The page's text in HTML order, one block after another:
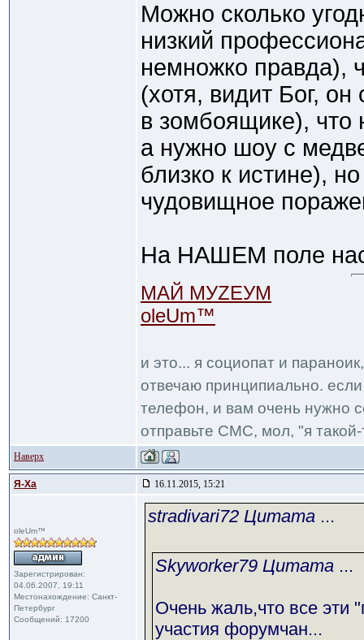
Можно сколько
низкий
немножко правда),
(хотя, видит Бог,
в зомбоящике), что
а нужно шоу с
близко к истине),
чудовищное
На НАШЕМ поле
МАЙ МУZЕУМ
oleUm™
и это... я социопат и
отвечаю принципиально.
телефон, и вам очень нужно
отправьте СМС, мол, "я такой-
Наверх
Я-Ха 16.11.2015, 15:21
oleUm™
Зарегистрирован:
04.06.2007, 19:11
Местонахождение: Санкт-
Петербург
Сообщений: 17200
stradivari72 Цитата ...
Skyworker79 Цитата ...
Очень жаль,что все эти
участия форумчан...